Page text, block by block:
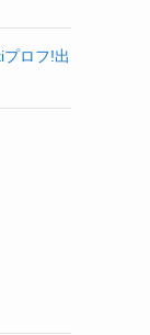
ロフ!出